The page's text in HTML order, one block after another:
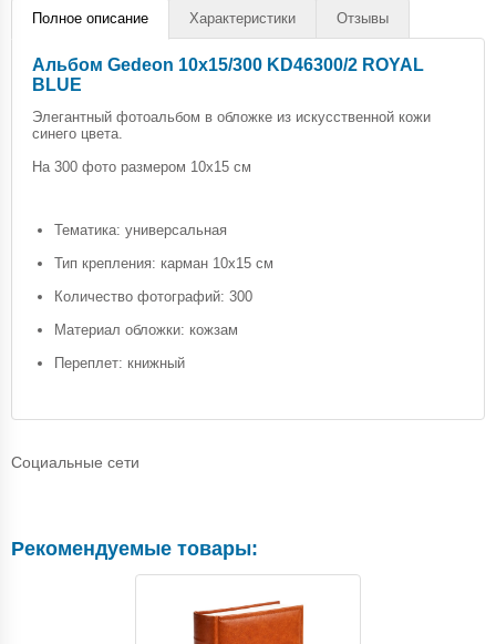
Полное описание Характеристики Отзывы
Альбом Gedeon 10х15/300 KD46300/2 ROYAL
BLUE
Элегантный фотоальбом в обложке из искусственной кожи
синего цвета.
На 300 фото размером 10х15 см
Тематика: универсальная
Тип крепления: карман 10х15 см
Количество фотографий: 300
Материал обложки: кожзам
Переплет: книжный
Социальные сети
Рекомендуемые товары: